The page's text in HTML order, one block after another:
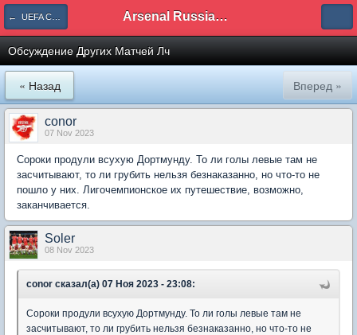
← UEFA Champions League Arsenal Russian Speaking Supporters Club
Обсуждение Других Матчей Лч
« Назад Вперед »
conor
07 Nov 2023
Сороки продули всухую Дортмунду. То ли голы левые там не
засчитывают, то ли грубить нельзя безнаказанно, но что-то не
пошло у них. Лигочемпионское их путешествие, возможно,
заканчивается.
Soler
08 Nov 2023
conor сказал(а) 07 Ноя 2023 - 23:08:
Сороки продули всухую Дортмунду. То ли голы левые там не
засчитывают, то ли грубить нельзя безнаказанно, но что-то не